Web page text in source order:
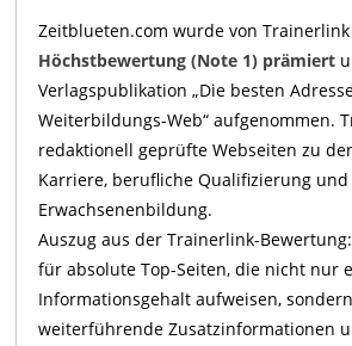
Zeitblueten.com wurde von Trainerlink
Höchstbewertung (Note 1) prämiert
Verlagspublikation „Die besten
Weiterbildungs-Web“ aufgenommen.
redaktionell geprüfte Webseiten zu
Karriere, berufliche Qualifizierung und
Erwachsenenbildung.
Auszug aus der Trainerlink-
für absolute Top-Seiten, die nicht nur
Informationsgehalt aufweisen,
weiterführende Zusatzinformationen